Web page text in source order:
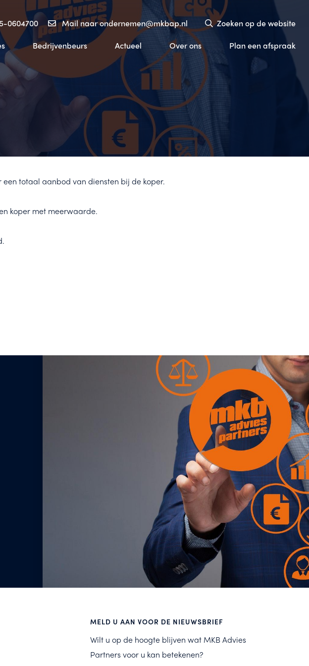
0604700 Mail naar ondernemen@mkbap.nl
Zoeken op de website
Bedrijvenbeurs Actueel Over ons Plan een afspraak
totaal aanbod van diensten bij de koper.
koper met meerwaarde.
MELD U AAN VOOR DE NIEUWSBRIEF
Wilt u op de hoogte blijven wat MKB Advies
Partners voor u kan betekenen?